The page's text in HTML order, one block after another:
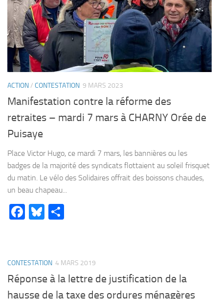
ACTION/ CONTESTATION 9 MARS 2023
Manifestation contre la réforme des
retraites – mardi 7 mars à CHARNY Orée de
Puisaye
Place Victor Hugo, ce mardi 7 mars, les bannières ou les
badges de la majorité des syndicats flottaient au soleil frisquet
du matin. Le vélo des Solidaires offrait des boissons chaudes,
un beau chapeau...
Facebook
Bluesky
CONTESTATION 4 MARS 2019
Réponse à la lettre de justification de la
hausse de la taxe des ordures ménagères